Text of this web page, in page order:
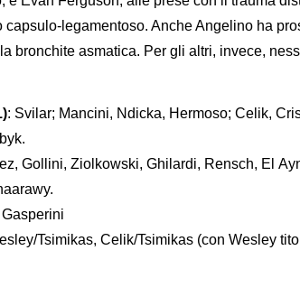
capsulo-legamentoso. Anche Angelino ha
bronchite asmatica. Per gli altri, invece,
: Svilar; Mancini, Ndicka, Hermoso; Celik,
Gollini, Ziolkowski, Ghilardi, Rensch, El
Tsimikas, Celik/Tsimikas (con Wesley